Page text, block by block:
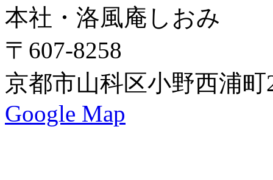
本社・洛風庵しおみ
〒607-8258
京都市山科区小野西浦町
Google Map